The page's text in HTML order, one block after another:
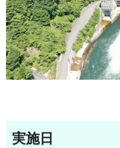
実施日